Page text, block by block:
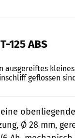
125 ABS
ausgereiftes
geflossen
Ø 28 mm,